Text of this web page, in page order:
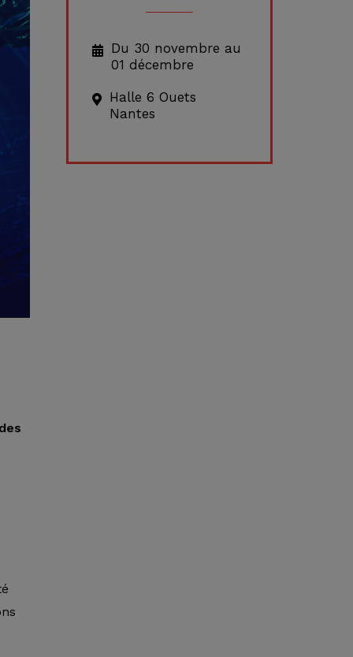
Du 30 novembre au
01 décembre
Halle 6 Ouets
Nantes